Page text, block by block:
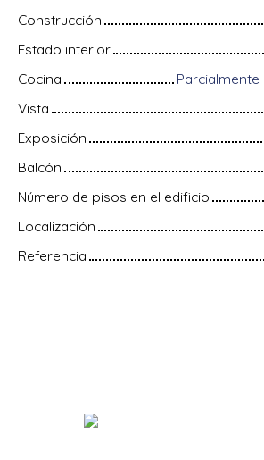
Construcción
Estado interior
Cocina
Vista
Exposición
Balcón
Número de pisos en el edificio
Localización
Referencia